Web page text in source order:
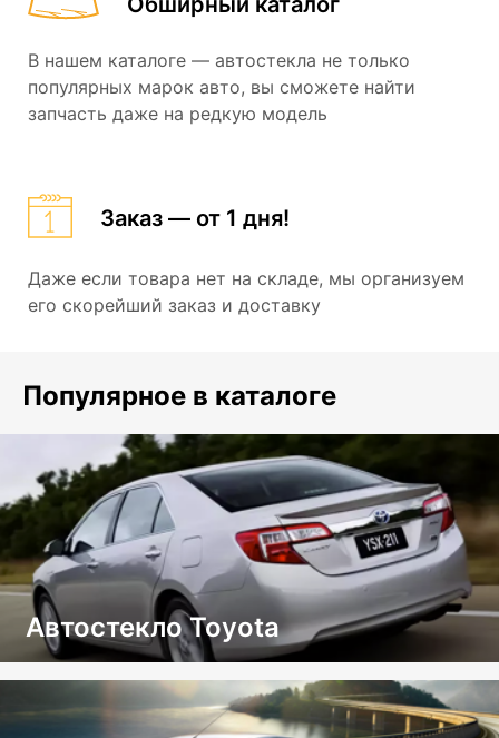
В нашем каталоге — автостекла не только
популярных марок авто, вы сможете найти
запчасть даже на редкую модель
Заказ — от 1 дня!
Даже если товара нет на складе, мы организуем
его скорейший заказ и доставку
Популярное в каталоге
Автостекло Toyota